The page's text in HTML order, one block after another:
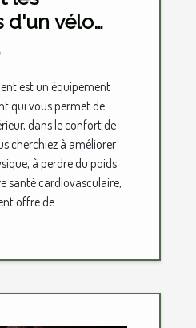
d'un vélo
?
est un équipement
qui vous permet de
dans le confort de
cherchiez à améliorer
à perdre du poids
santé cardiovasculaire,
offre de...